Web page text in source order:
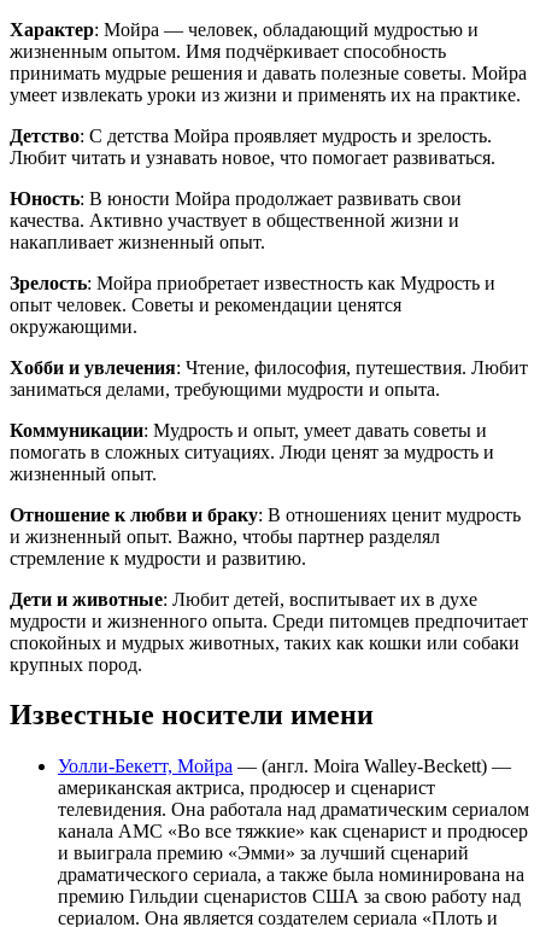
Характер: Мойра — человек, обладающий мудростью и
жизненным опытом. Имя подчёркивает способность
принимать мудрые решения и давать полезные советы. Мойра
умеет извлекать уроки из жизни и применять их на практике.
Детство: С детства Мойра проявляет мудрость и зрелость.
Любит читать и узнавать новое, что помогает развиваться.
Юность: В юности Мойра продолжает развивать свои
качества. Активно участвует в общественной жизни и
накапливает жизненный опыт.
Зрелость: Мойра приобретает известность как Мудрость и
опыт человек. Советы и рекомендации ценятся
окружающими.
Хобби и увлечения: Чтение, философия, путешествия. Любит
заниматься делами, требующими мудрости и опыта.
Коммуникации: Мудрость и опыт, умеет давать советы и
помогать в сложных ситуациях. Люди ценят за мудрость и
жизненный опыт.
Отношение к любви и браку: В отношениях ценит мудрость
и жизненный опыт. Важно, чтобы партнер разделял
стремление к мудрости и развитию.
Дети и животные: Любит детей, воспитывает их в духе
мудрости и жизненного опыта. Среди питомцев предпочитает
спокойных и мудрых животных, таких как кошки или собаки
крупных пород.
Известные носители имени
Уолли-Бекетт, Мойра — (англ. Moira Walley-Beckett) —
американская актриса, продюсер и сценарист
телевидения. Она работала над драматическим сериалом
канала AMC «Во все тяжкие» как сценарист и продюсер
и выиграла премию «Эмми» за лучший сценарий
драматического сериала, а также была номинирована на
премию Гильдии сценаристов США за свою работу над
сериалом. Она является создателем сериала «Плоть и